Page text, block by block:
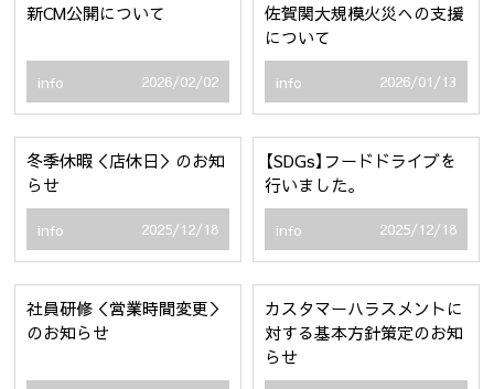
新CM公開について
info 2026/02/02
佐賀関大規模火災への支援
について
info 2026/01/13
冬季休暇＜店休日＞のお知
らせ
info 2025/12/18
【SDGs】フードドライブを
行いました。
info 2025/12/18
社員研修＜営業時間変更＞
のお知らせ
カスタマーハラスメントに
対する基本方針策定のお知
らせ